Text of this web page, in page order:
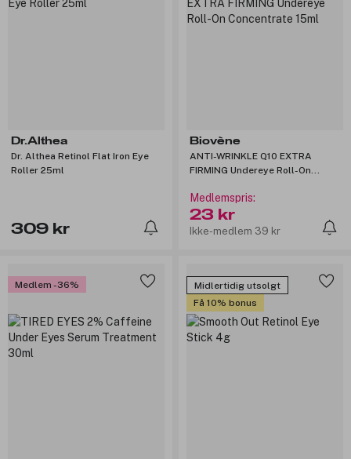
Dr.Althea
Dr. Althea Retinol Flat Iron Eye
Roller 25ml
309 kr
Biovène
ANTI-WRINKLE Q10 EXTRA
FIRMING Undereye Roll-On
Medlemspris:
23 kr
Ikke-medlem 39 kr
Medlem -36%
Midlertidig utsolgt
Få 10% bonus